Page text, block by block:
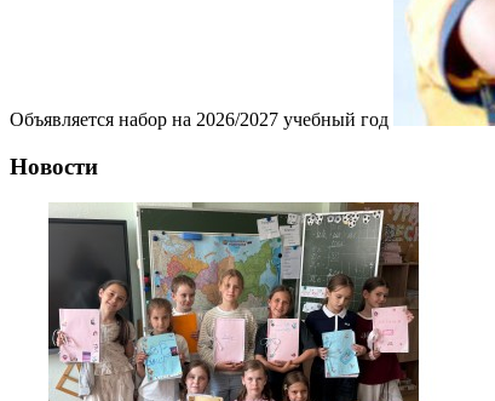
Объявляется набор на 2026/2027 учебный год
Новости